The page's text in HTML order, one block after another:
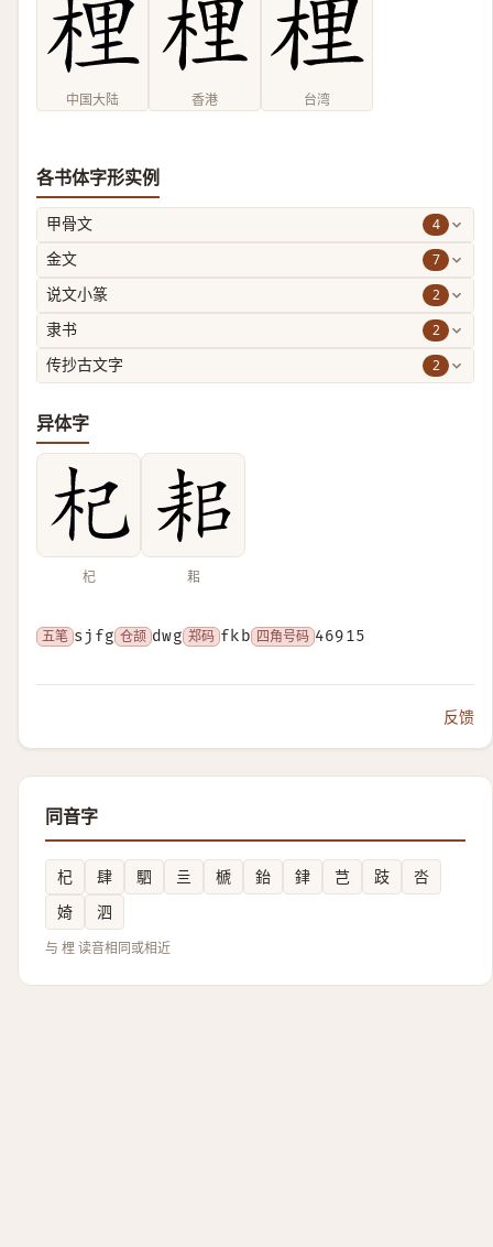
中国大陆 香港 台湾
各书体字形实例
甲骨文 4
金文 7
说文小篆 2
隶书 2
传抄古文字 2
异体字
杞 耜
五笔 sjfg 仓颉 dwg 郑码 fkb 四角号码 46915
反馈
同音字
杞 肆 駟 亖 榹 鈶 銉 芑 跂
呇
婍
泗
与 梩 读音相同或相近